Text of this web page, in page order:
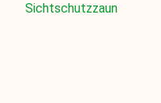
Sichtschutzzaun